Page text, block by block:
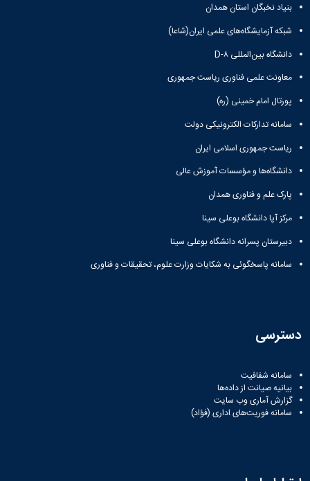
بنیاد نخبگان استان همدان
شبکه آزمایشگاه‌های علمی ایران(شاعا)
دانشگاه بین‌المللی D-۸
معاونت علمی فناوری ریاست جمهوری
پورتال امام خمینی (ره)
سامانه تدارکات الکترونیکی دولت
ریاست جمهوری اسلامی ایران
دانشگاه‌ها و مؤسسات آموزش عالی
پارک علم و فناوری همدان
مرکز آپا دانشگاه بوعلی سینا
دبیرستان پسرانه دانشگاه بوعلی سینا
سامانه پاسخگوئی به شکایات وزارت علوم، تحقیقات و فناوری
دسترسی
سامانه شفافیت
بیانیه صیانت از داده‌ها
گزارش آماری وب‌ سایت
سامانه فوریت‌های اداری (فؤاد)